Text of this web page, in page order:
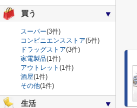
買う
スーパー(3件)
コンビニエンスストア(5件)
ドラッグストア(3件)
家電製品(1件)
アウトレット (1件)
酒屋(1件)
その他(1件)
生活